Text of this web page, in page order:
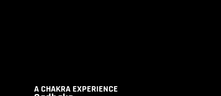
A CHAKRA EXPERIENCE